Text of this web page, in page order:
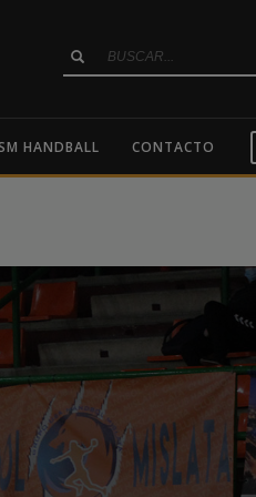
HANDBALL CONTACTO